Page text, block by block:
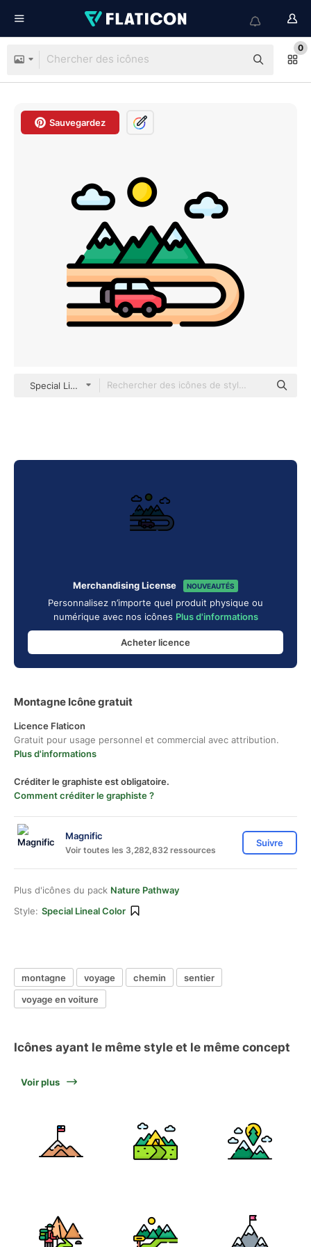
0
Sauvegardez
Special Lineal color
Merchandising License NOUVEAUTÉS
Personnalisez n’importe quel produit physique ou
numérique avec nos icônes Plus d'informations
Acheter licence
Montagne Icône gratuit
Licence Flaticon
Gratuit pour usage personnel et commercial avec attribution.
Plus d'informations
Créditer le graphiste est obligatoire.
Comment créditer le graphiste ?
Magnific
Voir toutes les 3,282,832 ressources
Suivre
Plus d'icônes du pack Nature Pathway
Style: Special Lineal Color
montagne voyage chemin
sentier
voyage en voiture
Icônes ayant le même style et le même concept
Voir plus